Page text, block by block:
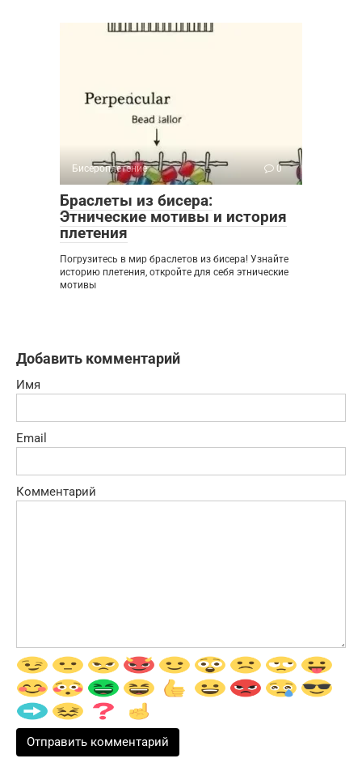
Бисероплетение 0
Браслеты из бисера:
Этнические мотивы и история
плетения
Погрузитесь в мир браслетов из бисера! Узнайте
историю плетения, откройте для себя этнические
мотивы
Добавить комментарий
Имя
Email
Комментарий